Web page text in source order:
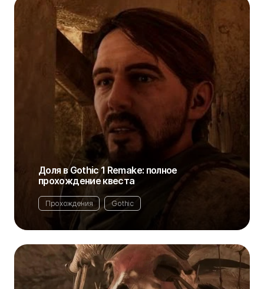
Доля в Gothic 1 Remake: полное
прохождение квеста
Прохождения Gothic